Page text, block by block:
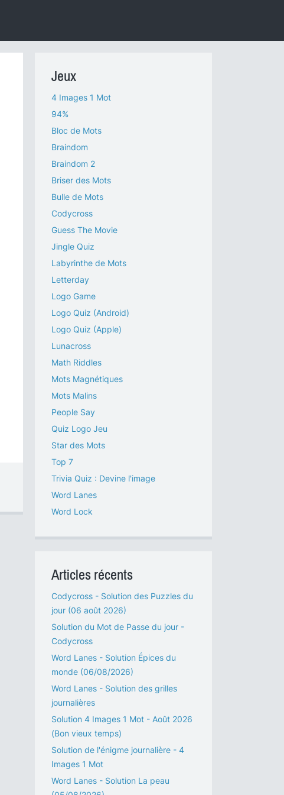
Jeux
4 Images 1 Mot
94%
Bloc de Mots
Braindom
Braindom 2
Briser des Mots
Bulle de Mots
Codycross
Guess The Movie
Jingle Quiz
Labyrinthe de Mots
Letterday
Logo Game
Logo Quiz (Android)
Logo Quiz (Apple)
Lunacross
Math Riddles
Mots Magnétiques
Mots Malins
People Say
Quiz Logo Jeu
Star des Mots
Top 7
Trivia Quiz : Devine l'image
Word Lanes
Word Lock
Articles récents
Codycross - Solution des Puzzles du
jour (06 août 2026)
Solution du Mot de Passe du jour -
Codycross
Word Lanes - Solution Épices du
monde (06/08/2026)
Word Lanes - Solution des grilles
journalières
Solution 4 Images 1 Mot - Août 2026
(Bon vieux temps)
Solution de l'énigme journalière - 4
Images 1 Mot
Word Lanes - Solution La peau